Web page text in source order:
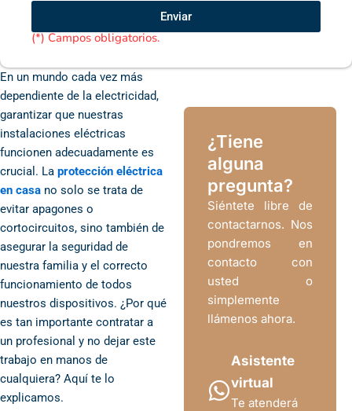
Políticas
Privacidad
de
EDUMED
IMPORT
S.A.C
Enviar
(*) Campos obligatorios.
En un mundo cada vez más
dependiente de la electricidad,
garantizar que nuestras
instalaciones eléctricas
funcionen adecuadamente es
crucial. La protección eléctrica
en casa no solo se trata de
evitar apagones o
cortocircuitos, sino también de
asegurar la seguridad de
nuestra familia y el correcto
funcionamiento de todos
nuestros dispositivos. ¿Por qué
es tan importante contratar a
un profesional y no dejar este
trabajo en manos de
cualquiera? Aquí te lo
explicamos.
¿Tiene
alguna
pregunta?
Siéntete libre de
contactarnos. Nos
pondremos en
contacto con
usted o
simplemente
llámenos ahora.
Asistente
virtual
Te atenderá